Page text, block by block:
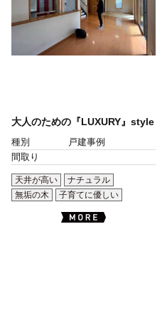
大人のための『LUXURY』style
種別
戸建事例
間取り
天井が高い
ナチュラル
無垢の木
子育てに優しい